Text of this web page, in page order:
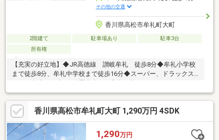
その他の交通
香川県高松市牟礼町大町
2階建て 駐車場あり
駐車3台
所有権
【充実の好立地】◆JR高徳線 讃岐牟礼 徒歩8分◆牟礼小学校
まで徒歩8分、牟礼中学校まで徒歩16分◆スーパー、ドラックス
香川県高松市牟礼町大町 1,290万円 4SDK
1,290万円